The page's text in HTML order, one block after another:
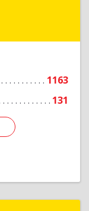
1163
131
Подробнее